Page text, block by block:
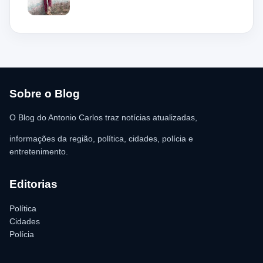
local, a guarnição encontrou o homem deitado no chão,
aparentando estar desacordado. De acordo com a vítima,
chegada dos policiais. O Serviço de Atendimento Móvel de
para as providências legais.
Sobre o Blog
O Blog do Antonio Carlos traz notícias atualizadas,
informações da região, política, cidades, polícia e
entretenimento.
Editorias
Política
Cidades
Polícia